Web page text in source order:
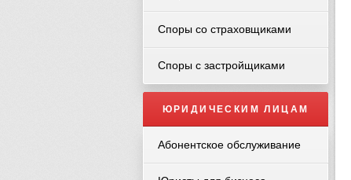
Споры со страховщиками
Споры с застройщиками
ЮРИДИЧЕСКИМ ЛИЦАМ
Абонентское обслуживание